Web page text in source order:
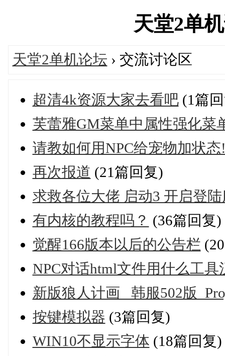
天堂2单
天堂2单机论坛 › 交流讨论区
超清4k资源大家去看吧(1篇
芙蕾雅GM菜单中属性强化菜
请教如何用NPC给宠物加状态
再次报道 (21篇回复)
求救各位大佬 启动3 开启登
有内核的教程吗？ (36篇回复)
觉醒166版本以后的公告栏
NPC对话html文件用什么工具
新版狼人计画_ 韩服502版
按键模拟器 (3篇回复)
WIN10不显示字体 (18篇回复)